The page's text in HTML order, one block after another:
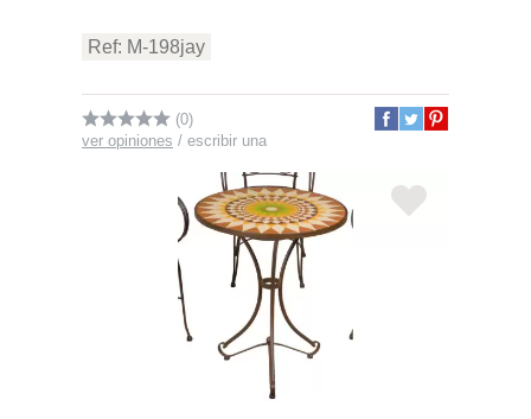
Ref: M-198jay
(0)
ver opiniones / escribir una